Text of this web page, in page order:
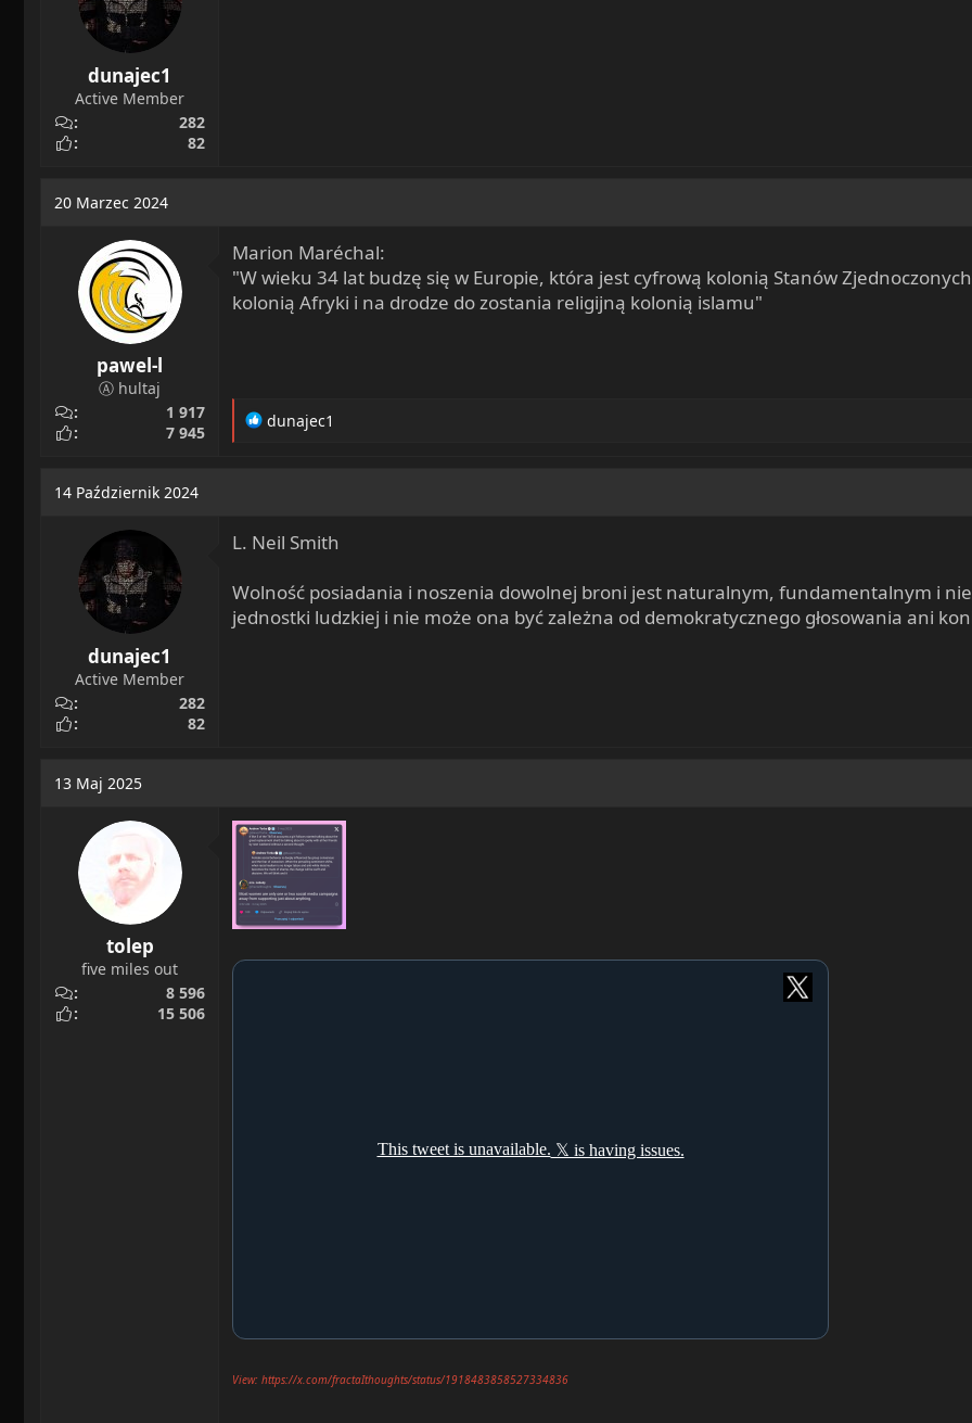
dunajec1
Active Member
282
82
20 Marzec 2024
pawel-l
Ⓐ hultaj
1 917
7 945
Marion Maréchal:
"W wieku 34 lat budzę się w Europie, która jest cyfrową kolonią Stanów
kolonią Afryki i na drodze do zostania religijną kolonią islamu"
R
o
s
:
dunajec1
14 Październik 2024
dunajec1
Active Member
282
82
L. Neil Smith
Wolność posiadania i noszenia dowolnej broni jest naturalnym, fundamentalnym i
jednostki ludzkiej i nie może ona być zależna od demokratycznego głosowania ani
13 Maj 2025
tolep
five miles out
8 596
15 506
View: https://x.com/fractaIthoughts/status/1918483858527334836